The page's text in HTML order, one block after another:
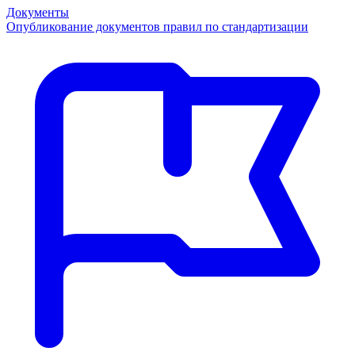
Документы
Опубликование документов правил по стандартизации